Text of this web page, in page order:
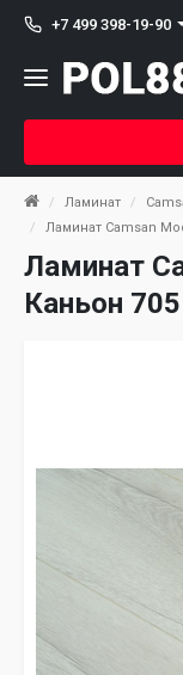
+7 499 398-19-90
Ламинат
Ламинат Camsan
Ламинат
Каньон 705